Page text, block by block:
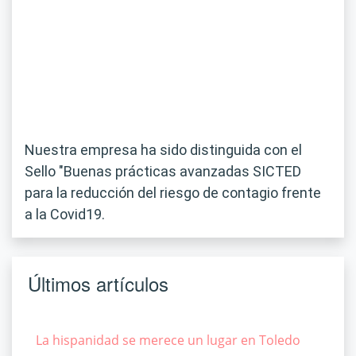
Nuestra empresa ha sido distinguida con el
Sello "Buenas prácticas avanzadas SICTED
para la reducción del riesgo de contagio frente
a la Covid19.
Últimos artículos
La hispanidad se merece un lugar en Toledo